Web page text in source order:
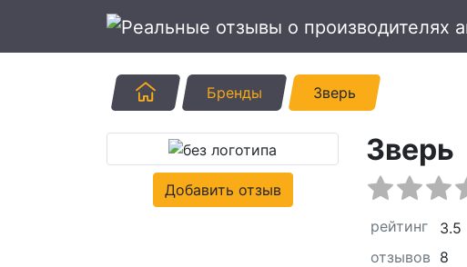
ГлавнаяБренды Зверь
Добавить отзыв
Зверь
рейтинг
3.5
отзывов 8